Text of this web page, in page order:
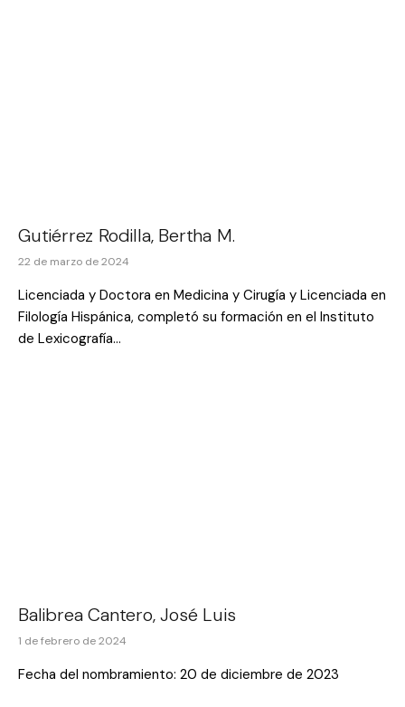
Gutiérrez Rodilla, Bertha M.
22 de marzo de 2024
Licenciada y Doctora en Medicina y Cirugía y Licenciada en
Filología Hispánica, completó su formación en el Instituto
de Lexicografía…
Balibrea Cantero, José Luis
1 de febrero de 2024
Fecha del nombramiento: 20 de diciembre de 2023